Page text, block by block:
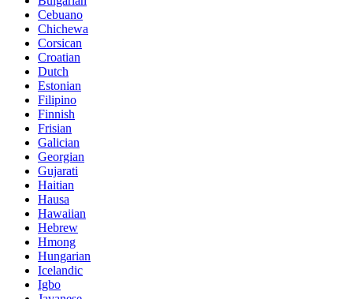
Cebuano
Chichewa
Corsican
Croatian
Dutch
Estonian
Filipino
Finnish
Frisian
Galician
Georgian
Gujarati
Haitian
Hausa
Hawaiian
Hebrew
Hmong
Hungarian
Icelandic
Igbo